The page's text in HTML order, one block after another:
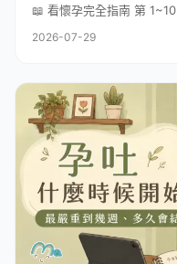
📖 看懷孕完全指南 第
2026-07-29